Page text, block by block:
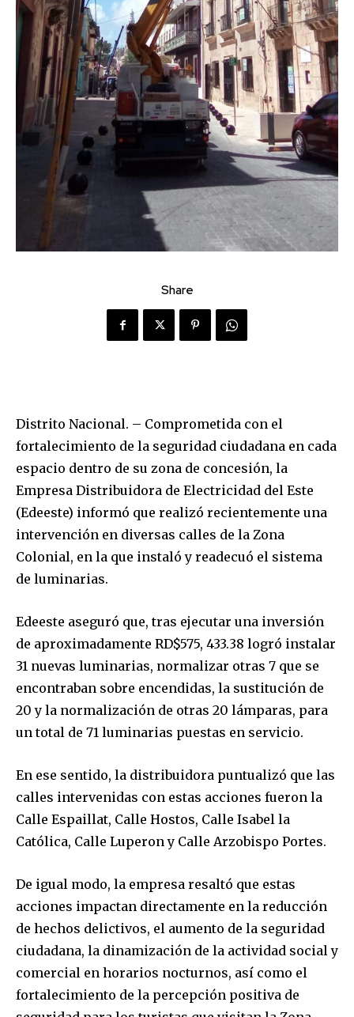
Share
Distrito Nacional. – Comprometida con el
fortalecimiento de la seguridad ciudadana en cada
espacio dentro de su zona de concesión, la
Empresa Distribuidora de Electricidad del Este
(Edeeste) informó que realizó recientemente una
intervención en diversas calles de la Zona
Colonial, en la que instaló y readecuó el sistema
de luminarias.
Edeeste aseguró que, tras ejecutar una inversión
de aproximadamente RD$575, 433.38 logró instalar
31 nuevas luminarias, normalizar otras 7 que se
encontraban sobre encendidas, la sustitución de
20 y la normalización de otras 20 lámparas, para
un total de 71 luminarias puestas en servicio.
En ese sentido, la distribuidora puntualizó que las
calles intervenidas con estas acciones fueron la
Calle Espaillat, Calle Hostos, Calle Isabel la
Católica, Calle Luperon y Calle Arzobispo Portes.
De igual modo, la empresa resaltó que estas
acciones impactan directamente en la reducción
de hechos delictivos, el aumento de la seguridad
ciudadana, la dinamización de la actividad social y
comercial en horarios nocturnos, así como el
fortalecimiento de la percepción positiva de